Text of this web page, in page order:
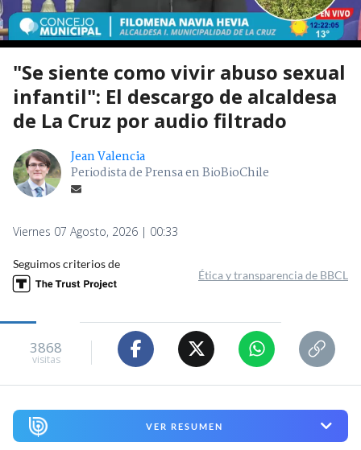
"Se siente como vivir abuso sexual
infantil": El descargo de alcaldesa
de La Cruz por audio filtrado
Jean Valencia
Periodista de Prensa en BioBioChile
Viernes 07 Agosto, 2026 | 00:33
Seguimos criterios de
Ética y transparencia de BBCL
3868
visitas
VER RESUMEN